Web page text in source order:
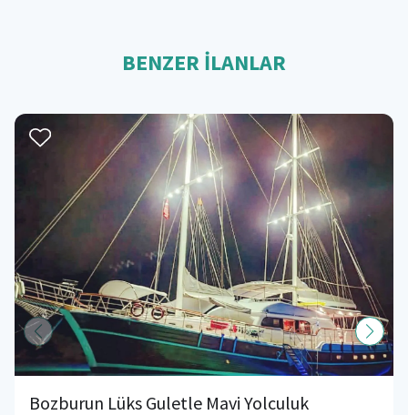
BENZER İLANLAR
Bozburun Lüks Guletle Mavi Yolculuk